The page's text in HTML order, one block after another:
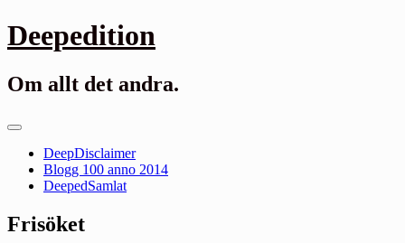
Gå
till
Deepedition
Om allt det andra.
Primär
DeepDisclaimer
Blogg 100 anno 2014
DeepedSamlat
Frisöket